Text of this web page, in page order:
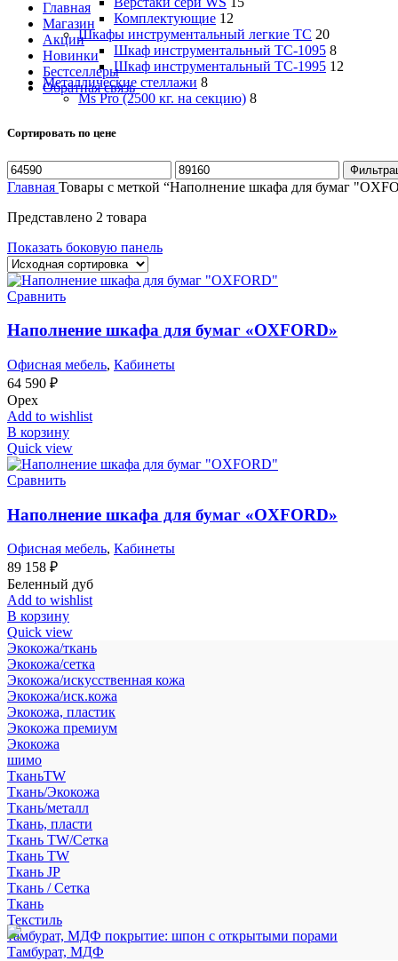
Главная
Магазин
Акции
Новинки
Бестселлеры
Обратная связь
Комплектующие 12
Шкафы инструментальный легкие ТС 20
Шкаф инструментальный TC-1095 8
Шкаф инструментальный TC-1995 12
Металлические стеллажи 8
Ms Pro (2500 кг. на секцию) 8
Сортировать по цене
Минимальная
цена
Максимальная
цена
Главная Товары с меткой “Наполнение шкафа для бумаг
Представлено 2 товара
Показать боковую панель
Сравнить
Наполнение шкафа для бумаг «OXFORD»
Офисная мебель, Кабинеты
64 590 ₽
Орех
Add to wishlist
В корзину
Quick view
Сравнить
Наполнение шкафа для бумаг «OXFORD»
Офисная мебель, Кабинеты
89 158 ₽
Беленный дуб
Add to wishlist
В корзину
Quick view
Экокожа/ткань
Экокожа/сетка
Экокожа/искусственная кожа
Экокожа/иск.кожа
Экокожа, пластик
Экокожа премиум
Экокожа
шимо
ТканьTW
Ткань/Экокожа
Ткань/металл
Ткань, пласти
Ткань TW/Сетка
Ткань TW
Ткань JP
Ткань / Сетка
Ткань
Текстиль
тамбурат, МДФ покрытие: шпон с открытыми порами
Тамбурат, МДФ